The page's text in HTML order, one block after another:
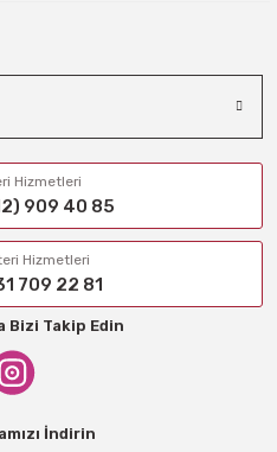
Hizmetleri
909 40 85
Hizmetleri
709 22 81
Bizi Takip Edin
İndirin